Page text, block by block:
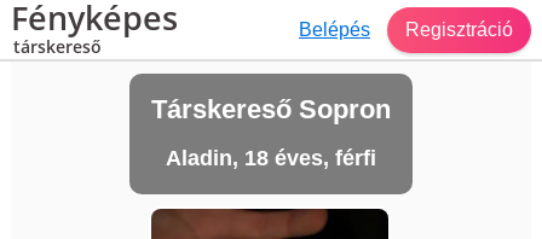
Fényképes
társkereső
Belépés Regisztráció
Társkereső Sopron
Aladin, 18 éves, férfi